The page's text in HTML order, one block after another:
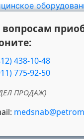
вопросам
438-10-48
775-92-50
ПРОДАЖ)